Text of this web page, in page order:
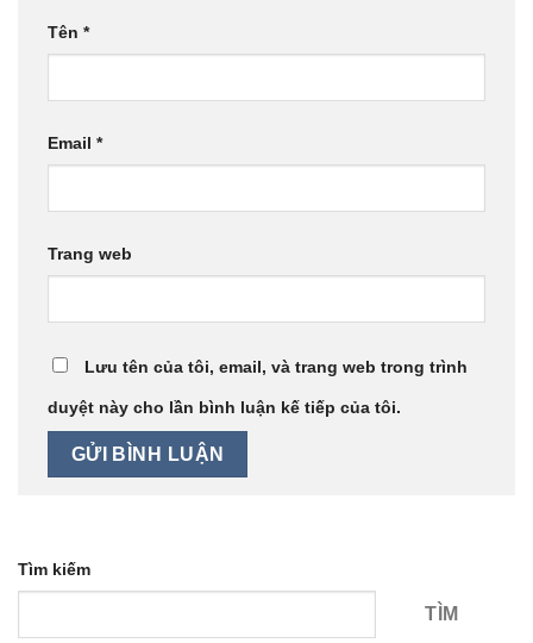
Tên *
Email *
Trang web
Lưu tên của tôi, email, và trang web trong trình
duyệt này cho lần bình luận kế tiếp của tôi.
Tìm kiếm
TÌM